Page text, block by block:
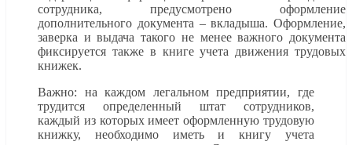
сотрудника, предусмотрено оформление
дополнительного документа – вкладыша. Оформление,
заверка и выдача такого не менее важного документа
фиксируется также в книге учета движения трудовых
книжек.
Важно: на каждом легальном предприятии, где
трудится определенный штат сотрудников,
каждый из которых имеет оформленную трудовую
книжку, необходимо иметь и книгу учета